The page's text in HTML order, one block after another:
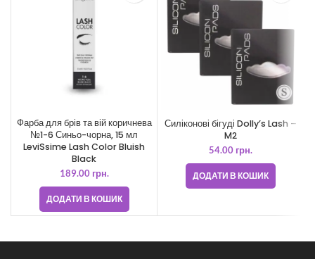
Фарба для брів та вій коричнева
№1-6 Синьо-чорна, 15 мл
LeviSsime Lash Color Bluish
Black
189.00 грн.
ДОДАТИ В КОШИК
Силіконові бігуді Dolly’s Lash –
M2
54.00 грн.
ДОДАТИ В КОШИК